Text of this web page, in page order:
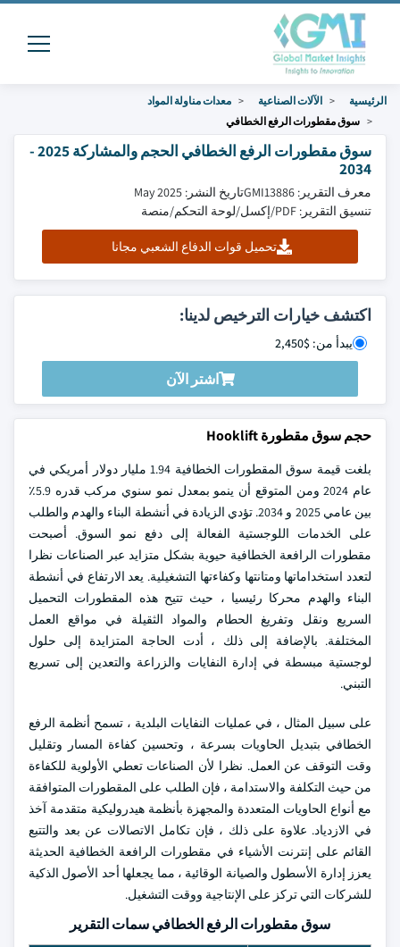
الرئيسية الآلات الصناعية
معدات مناولة المواد
سوق مقطورات الرفع الخطافي
سوق مقطورات الرفع الخطافي الحجم والمشاركة 2025 -
2034
معرف التقرير: GMI13886
تاريخ النشر: May 2025
تنسيق التقرير: PDF/إكسل/لوحة التحكم/منصة
تحميل قوات الدفاع الشعبي مجانا
اكتشف خيارات الترخيص لدينا:
يبدأ من: $2,450
اشتر الآن
حجم سوق مقطورة Hooklift
بلغت قيمة سوق المقطورات الخطافية 1.94 مليار دولار أمريكي في
عام 2024 ومن المتوقع أن ينمو بمعدل نمو سنوي مركب قدره 5.9٪
بين عامي 2025 و 2034. تؤدي الزيادة في أنشطة البناء والهدم والطلب
على الخدمات اللوجستية الفعالة إلى دفع نمو السوق. أصبحت
مقطورات الرافعة الخطافية حيوية بشكل متزايد عبر الصناعات نظرا
لتعدد استخداماتها ومتانتها وكفاءتها التشغيلية. يعد الارتفاع في أنشطة
البناء والهدم محركا رئيسيا ، حيث تتيح هذه المقطورات التحميل
السريع ونقل وتفريغ الحطام والمواد الثقيلة في مواقع العمل
المختلفة. بالإضافة إلى ذلك ، أدت الحاجة المتزايدة إلى حلول
لوجستية مبسطة في إدارة النفايات والزراعة والتعدين إلى تسريع
التبني.
على سبيل المثال ، في عمليات النفايات البلدية ، تسمح أنظمة الرفع
الخطافي بتبديل الحاويات بسرعة ، وتحسين كفاءة المسار وتقليل
وقت التوقف عن العمل. نظرا لأن الصناعات تعطي الأولوية للكفاءة
من حيث التكلفة والاستدامة ، فإن الطلب على المقطورات المتوافقة
مع أنواع الحاويات المتعددة والمجهزة بأنظمة هيدروليكية متقدمة آخذ
في الازدياد. علاوة على ذلك ، فإن تكامل الاتصالات عن بعد والتتبع
القائم على إنترنت الأشياء في مقطورات الرافعة الخطافية الحديثة
يعزز إدارة الأسطول والصيانة الوقائية ، مما يجعلها أحد الأصول الذكية
للشركات التي تركز على الإنتاجية ووقت التشغيل.
سوق مقطورات الرفع الخطافي سمات التقرير